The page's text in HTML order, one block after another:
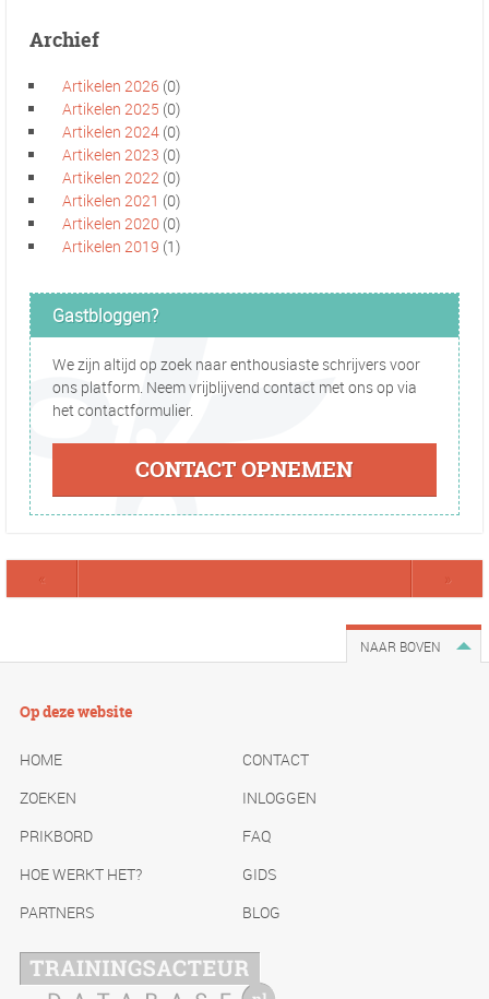
Archief
Artikelen 2026 (0)
Artikelen 2025 (0)
Artikelen 2024 (0)
Artikelen 2023 (0)
Artikelen 2022 (0)
Artikelen 2021 (0)
Artikelen 2020 (0)
Artikelen 2019 (1)
Gastbloggen?
We zijn altijd op zoek naar enthousiaste schrijvers voor
ons platform. Neem vrijblijvend contact met ons op via
het contactformulier.
CONTACT OPNEMEN
« »
NAAR BOVEN
Op deze website
HOME
CONTACT
ZOEKEN
INLOGGEN
PRIKBORD
FAQ
HOE WERKT HET?
GIDS
PARTNERS
BLOG